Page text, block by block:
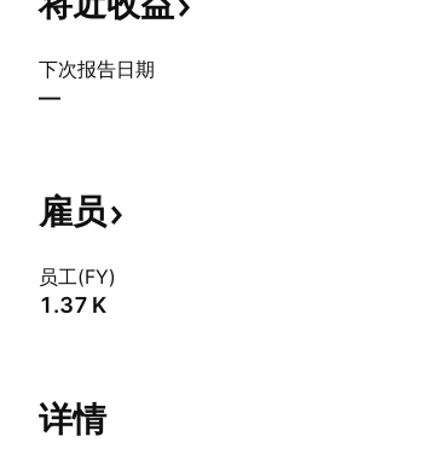
下次报告日期
—
雇员
员工(FY)
‪1.37 K‬
详情